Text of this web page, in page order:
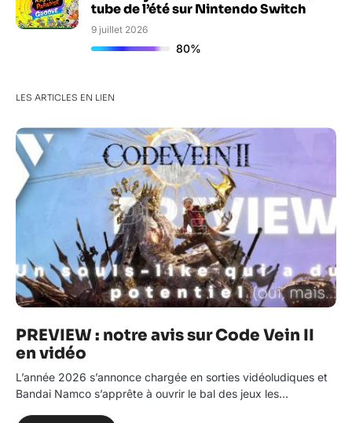
tube de l’été sur Nintendo Switch
9 juillet 2026
80%
LES ARTICLES EN LIEN
PREVIEW : notre avis sur Code Vein II
en vidéo
L’année 2026 s’annonce chargée en sorties vidéoludiques et
Bandai Namco s’apprête à ouvrir le bal des jeux les…